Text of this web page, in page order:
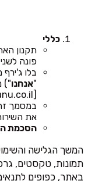
כללי
תקנון
פונה
בלו
"אנחנו")
במסמך
את
הסכמת
המשך הגלישה
תמונות, טקסטים,
באתר, כפופים